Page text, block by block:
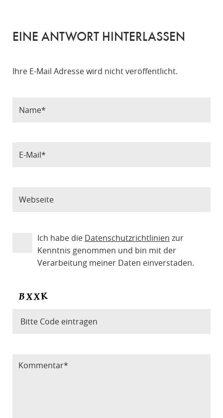
EINE ANTWORT HINTERLASSEN
Ihre E-Mail Adresse wird nicht veröffentlicht.
Ich habe die Datenschutzrichtlinien zur
Kenntnis genommen und bin mit der
Verarbeitung meiner Daten einverstaden.